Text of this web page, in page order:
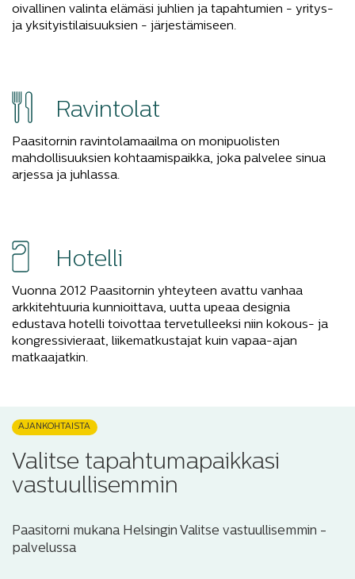
oivallinen valinta elämäsi juhlien ja tapahtumien - yritys-
ja yksityistilaisuuksien - järjestämiseen.
Ravintolat
Paasitornin ravintolamaailma on monipuolisten
mahdollisuuksien kohtaamispaikka, joka palvelee sinua
arjessa ja juhlassa.
Hotelli
Vuonna 2012 Paasitornin yhteyteen avattu vanhaa
arkkitehtuuria kunnioittava, uutta upeaa designia
edustava hotelli toivottaa tervetulleeksi niin kokous- ja
kongressivieraat, liikematkustajat kuin vapaa-ajan
matkaajatkin.
AJANKOHTAISTA
Valitse tapahtumapaikkasi
vastuullisemmin
Paasitorni mukana Helsingin Valitse vastuullisemmin -
palvelussa